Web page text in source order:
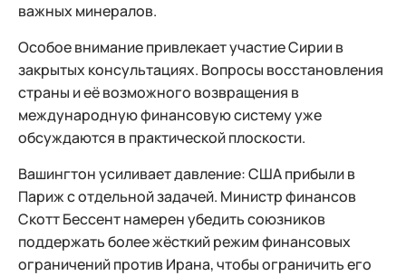
важных минералов.
Особое внимание привлекает участие Сирии в
закрытых консультациях. Вопросы восстановления
страны и её возможного возвращения в
международную финансовую систему уже
обсуждаются в практической плоскости.
Вашингтон усиливает давление: США прибыли в
Париж с отдельной задачей. Министр финансов
Скотт Бессент намерен убедить союзников
поддержать более жёсткий режим финансовых
ограничений против Ирана, чтобы ограничить его